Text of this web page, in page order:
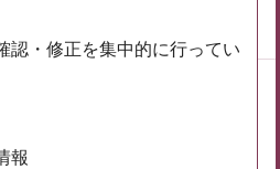
認・修正を集中的に行ってい
報